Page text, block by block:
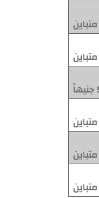
متباين
متباين
متباين
متباين